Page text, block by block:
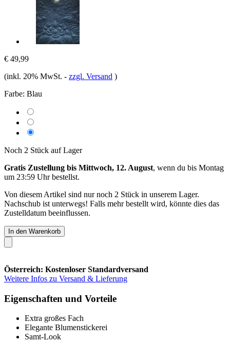
€ 49,99
(inkl. 20% MwSt. - zzgl. Versand )
Farbe: Blau
Noch 2 Stück auf Lager
Gratis Zustellung bis Mittwoch, 12. August, wenn du bis Montag
um 23:59 Uhrbestellst.
Von diesem Artikel sind nur noch 2 Stück in unserem Lager.
Nachschub ist unterwegs! Falls mehr bestellt wird, könnte dies das
Zustelldatum beeinflussen.
In den Warenkorb
Österreich: Kostenloser Standardversand
Weitere Infos zu Versand & Lieferung
Eigenschaften und Vorteile
Extra großes Fach
Elegante Blumenstickerei
Samt-Look